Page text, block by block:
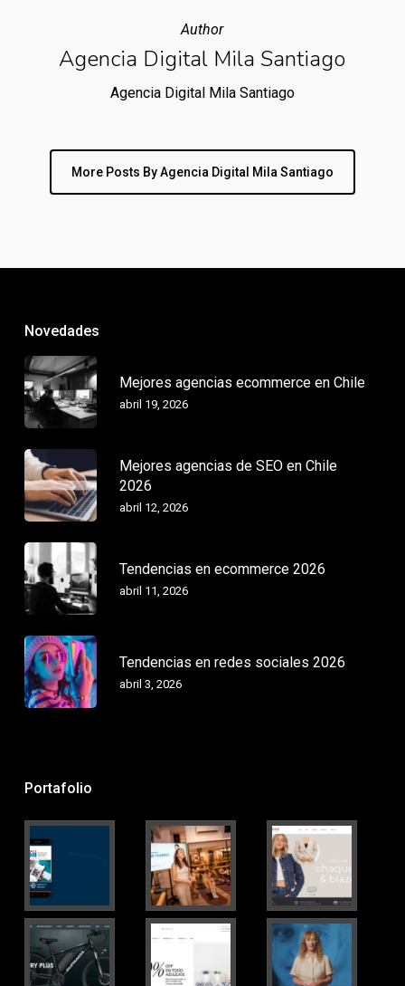
Author
Agencia Digital Mila Santiago
Agencia Digital Mila Santiago
More Posts By Agencia Digital Mila Santiago
Novedades
Mejores agencias ecommerce en Chile
abril 19, 2026
Mejores agencias de SEO en Chile
2026
abril 12, 2026
Tendencias en ecommerce 2026
abril 11, 2026
Tendencias en redes sociales 2026
abril 3, 2026
Portafolio